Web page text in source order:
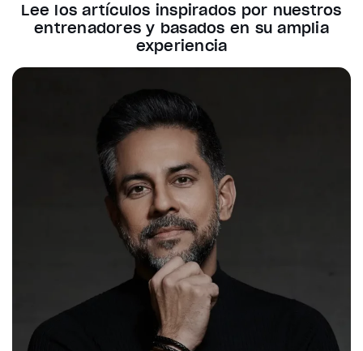
Lee los artículos inspirados por nuestros
entrenadores y basados en su amplia
experiencia